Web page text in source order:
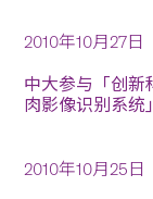
2010年10月27日
中大参与「创新
肉影像识别系统」
2010年10月25日